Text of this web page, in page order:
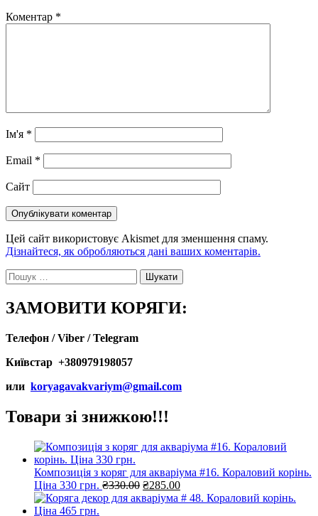
Коментар *
Ім'я *
Email *
Сайт
Цей сайт використовує Akismet для зменшення спаму.
Дізнайтеся, як обробляються дані ваших коментарів.
Пошук:
ЗАМОВИТИ КОРЯГИ:
Телефон / Viber / Telegram
Київстар +380979198057
или koryagavakvariym@gmail.com
Товари зі знижкою!!!
Композиція з коряг для акваріума #16. Кораловий корінь.
Ціна 330 грн. ₴330.00 Оригінальна
ціна:
₴285.00Поточна
ціна: